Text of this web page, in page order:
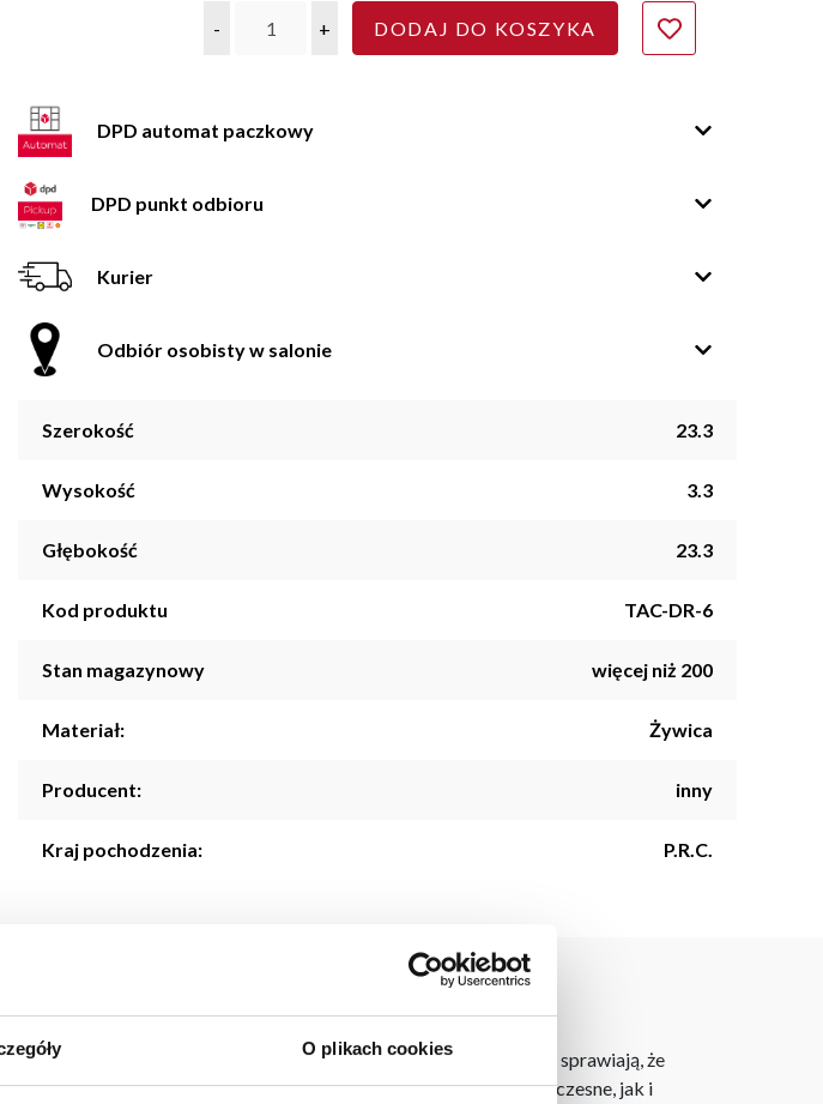
O plikach cookies
- + DODAJ DO KOSZYKA
DPD automat paczkowy
DPD punkt odbioru
Kurier
Odbiór osobisty w salonie
Szerokość 23.3
Wysokość 3.3
Głębokość 23.3
Kod produktu TAC-DR-6
Stan magazynowy więcej niż 200
Materiał: Żywica
Producent: inny
Kraj pochodzenia: P.R.C.
dekoracyjny. Jej kompaktowe wymiary (23,3 x 23,3 x 3,3 cm) sprawiają, że
i subtelny design doskonale dopełniają zarówno nowoczesne, jak i